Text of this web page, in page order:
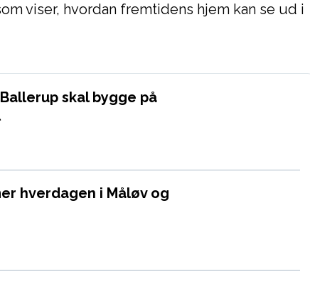
viser, hvordan fremtidens hjem kan se ud i
skal bygge på
hverdagen i Måløv og